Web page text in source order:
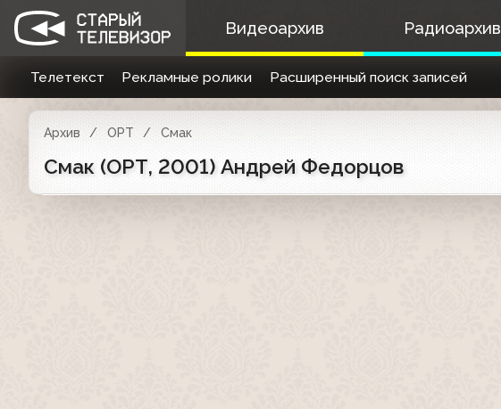
Видеоархив Радиоархив
Телетекст Рекламные ролики Расширенный поиск записей
Архив ОРТ Смак
Смак (ОРТ, 2001) Андрей Федорцов